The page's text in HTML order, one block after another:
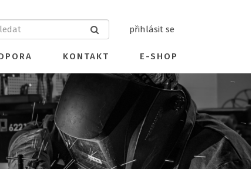
přihlásit se
KONTAKT E-SHOP